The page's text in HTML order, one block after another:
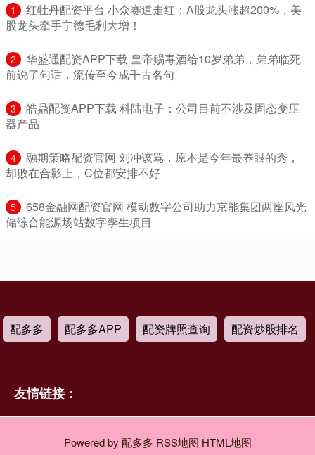
1
​红牡丹配资平台 小众赛道走红：A股龙头涨超200%，美
股龙头牵手宁德毛利大增！
2
​华盛通配资APP下载 皇帝赐毒酒给10岁弟弟，弟弟临死
前说了句话，流传至今成千古名句
3
​皓鼎配资APP下载 科陆电子：公司目前不涉及固态变压
器产品
4
​融期策略配资官网 刘冲该骂，原本是今年最养眼的秀，
却败在合影上，C位都安排不好
5
​658金融网配资官网 模动数字公司助力京能集团两座风光
储综合能源场站数字孪生项目
配多多 配多多APP 配资牌照查询 配资炒股排名
友情链接：
Powered by 配多多 RSS地图 HTML地图